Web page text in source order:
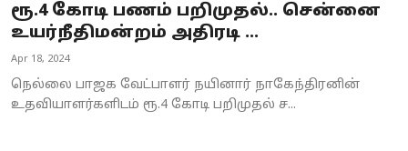
Astrology
Spirituality
Weather
ரூ.4 கோடி பணம் பறிமுதல்.. சென்னை
உயர்நீதிமன்றம் அதிரடி ...
Apr 18, 2024
நெல்லை பாஜக வேட்பாளர் நயினார் நாகேந்திரனின்
உதவியாளர்களிடம் ரூ.4 கோடி பறிமுதல் ச...